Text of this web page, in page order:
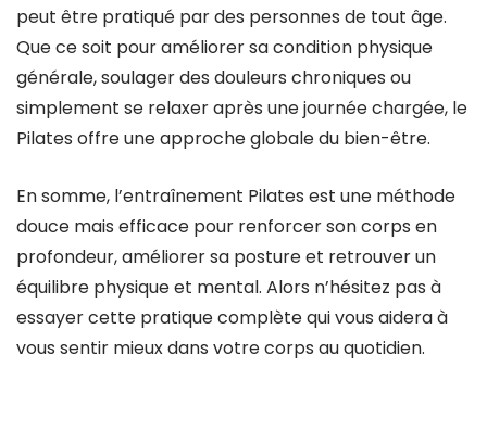
peut être pratiqué par des personnes de tout âge.
Que ce soit pour améliorer sa condition physique
générale, soulager des douleurs chroniques ou
simplement se relaxer après une journée chargée, le
Pilates offre une approche globale du bien-être.
En somme, l’entraînement Pilates est une méthode
douce mais efficace pour renforcer son corps en
profondeur, améliorer sa posture et retrouver un
équilibre physique et mental. Alors n’hésitez pas à
essayer cette pratique complète qui vous aidera à
vous sentir mieux dans votre corps au quotidien.